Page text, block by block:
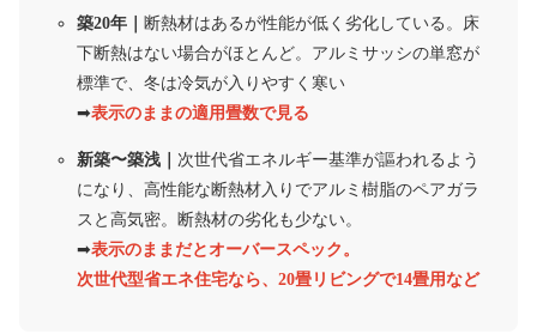
築20年｜ 断熱材はあるが性能が低く劣化している。床
下断熱はない場合がほとんど。アルミサッシの単窓が
標準で、冬は冷気が入りやすく寒い
➡︎表示のままの適用畳数で見る
新築〜築浅｜ 次世代省エネルギー基準が謳われるよう
になり、高性能な断熱材入りでアルミ樹脂のペアガラ
スと高気密。断熱材の劣化も少ない。
➡︎表示のままだとオーバースペック。
次世代型省エネ住宅なら、20畳リビングで14畳用など